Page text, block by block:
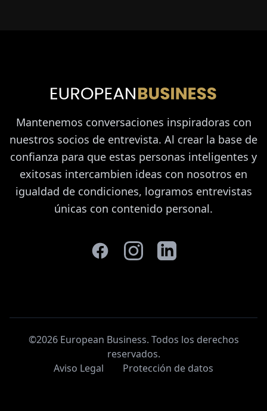
Mantenemos conversaciones inspiradoras con
nuestros socios de entrevista. Al crear la base de
confianza para que estas personas inteligentes y
exitosas intercambien ideas con nosotros en
igualdad de condiciones, logramos entrevistas
únicas con contenido personal.
©2026 European Business. Todos los derechos
reservados.
Aviso Legal
Protección de datos